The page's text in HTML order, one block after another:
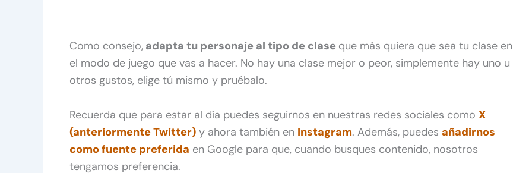
Como consejo, adapta tu personaje al tipo de clase que más quiera que sea tu clase en
el modo de juego que vas a hacer. No hay una clase mejor o peor, simplemente hay uno u
otros gustos, elige tú mismo y pruébalo.
Recuerda que para estar al día puedes seguirnos en nuestras redes sociales como X
(anteriormente Twitter) y ahora también en Instagram. Además, puedes añadirnos
como fuente preferida en Google para que, cuando busques contenido, nosotros
tengamos preferencia.